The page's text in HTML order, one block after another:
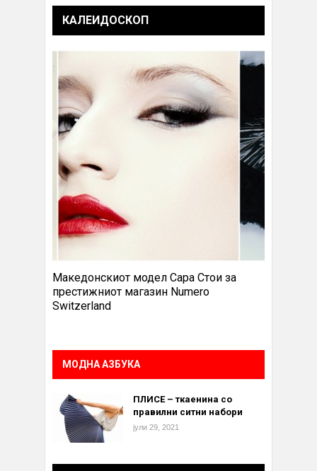
КАЛЕИДОСКОП
Македонскиот модел Сара Стои за
престижниот магазин Numero
Switzerland
МОДНА АЗБУКА
ПЛИСЕ – ткаенина со
правилни ситни набори
јули 29, 2021